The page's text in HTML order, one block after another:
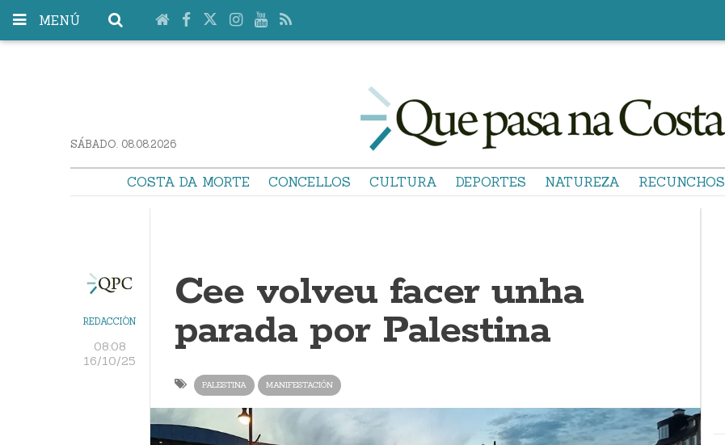
MENÚ
SÁBADO. 08.08.2026
COSTA DA MORTE CONCELLOS CULTURA DEPORTES NATUREZA RECUNCHOS
REDACCIÓN
08:08
16/10/25
Cee volveu facer unha
parada por Palestina
PALESTINA MANIFESTACIÓN